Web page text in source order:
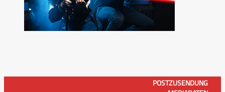
POSTZUSENDUNG